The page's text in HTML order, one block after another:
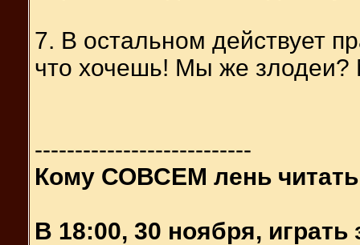
7. В остальном действует
что хочешь! Мы же
---------------------------
Кому СОВСЕМ лень
В 18:00, 30 ноября,